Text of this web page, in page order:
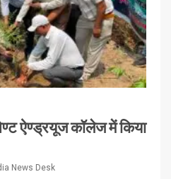
ऐण्ड्रयूज कॉलेज में किया
News Desk